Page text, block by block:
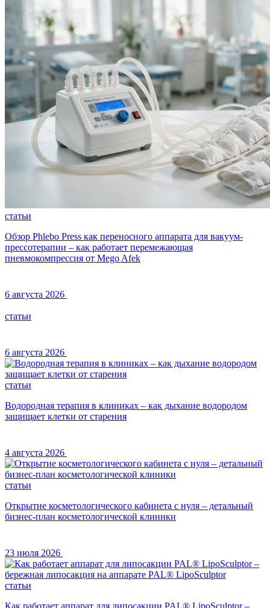
статьи
Обзор Phlebo Press как переносного аппарата для вакуум-
прессотерапии – как работает перемежающая
пневмокомпрессия от Mego Afek
6 августа 2026
статьи
6 августа 2026
статьи
Водородная терапия в клиниках – как дыхание водородом
защищает клетки от старения
4 августа 2026
статьи
Открытие косметологического кабинета с нуля – детальный
бизнес-план косметологической клиники
23 июля 2026
статьи